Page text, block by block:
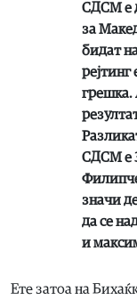
СДСМ е
за
бидат
рејтинг
грешка.
СДСМ е
значи
да се
и
Ете затоа на